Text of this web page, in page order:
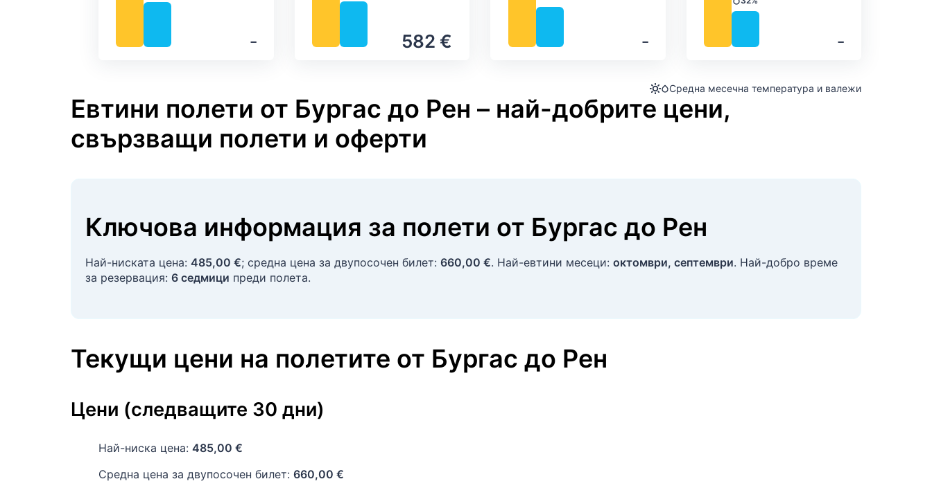
‐ 582 € ‐ ‐
Валежи
Средна месечна температура и валежи
Евтини полети от Бургас до Рен – най-добрите цени,
свързващи полети и оферти
Ключова информация за полети от Бургас до Рен
Най-ниската цена: 485,00 €; средна цена за двупосочен билет: 660,00 €. Най-евтини месеци: октомври, септември. Най-добро време
за резервация: 6 седмици преди полета.
Текущи цени на полетите от Бургас до Рен
Цени (следващите 30 дни)
Най-ниска цена: 485,00 €
Средна цена за двупосочен билет: 660,00 €